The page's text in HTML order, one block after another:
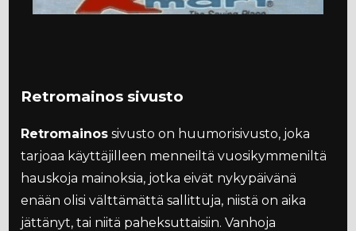
Retromainos sivusto
Retromainos sivusto on huumorisivusto, joka
tarjoaa käyttäjilleen menneiltä vuosikymmeniltä
hauskoja mainoksia, jotka eivät nykypäivänä
enään olisi välttämättä sallittuja, niistä on aika
jättänyt, tai niitä paheksuttaisiin. Vanhoja